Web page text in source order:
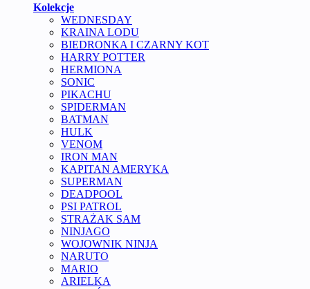
Kolekcje
WEDNESDAY
KRAINA LODU
BIEDRONKA I CZARNY KOT
HARRY POTTER
HERMIONA
SONIC
PIKACHU
SPIDERMAN
BATMAN
HULK
VENOM
IRON MAN
KAPITAN AMERYKA
SUPERMAN
DEADPOOL
PSI PATROL
STRAŻAK SAM
NINJAGO
WOJOWNIK NINJA
NARUTO
MARIO
ARIELKA